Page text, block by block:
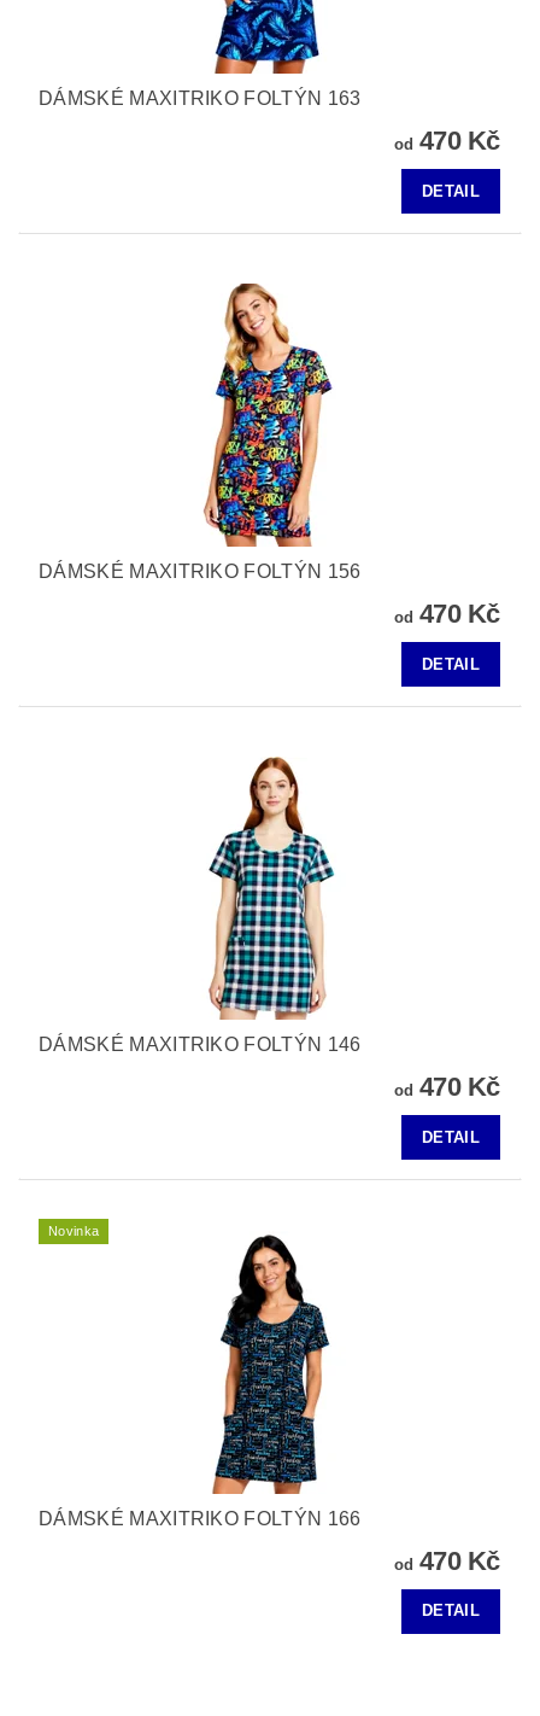
DÁMSKÉ MAXITRIKO FOLTÝN 163
od 470 Kč
DETAIL
DÁMSKÉ MAXITRIKO FOLTÝN 156
od 470 Kč
DETAIL
DÁMSKÉ MAXITRIKO FOLTÝN 146
od 470 Kč
DETAIL
Novinka
DÁMSKÉ MAXITRIKO FOLTÝN 166
od 470 Kč
DETAIL